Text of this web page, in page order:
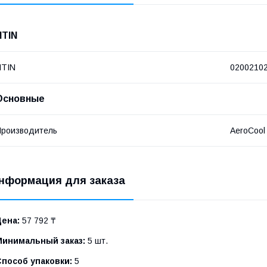
AeroCool
для заказа
57 792 ₸
заказ: 5 шт.
упаковки: 5